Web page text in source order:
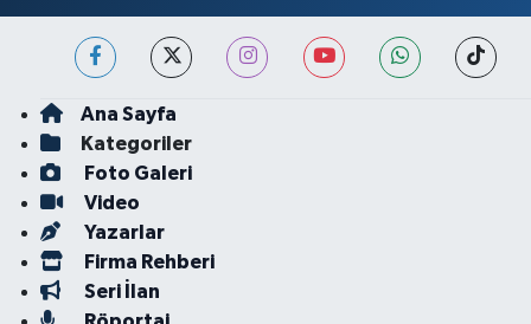
Ana Sayfa
Kategoriler
Foto Galeri
Video
Yazarlar
Firma Rehberi
Seri İlan